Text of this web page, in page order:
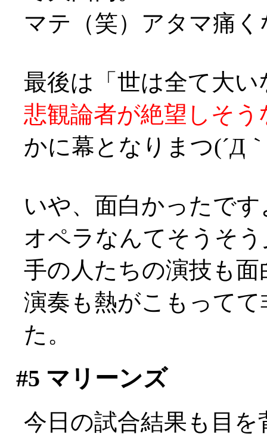
マテ（笑）アタマ痛
最後は「世は全て大
悲観論者が絶望しそう
かに幕となりまつ(´Д
いや、面白かったです
オペラなんてそうそ
手の人たちの演技も
演奏も熱がこもって
た。
#5 マリーンズ
今日の試合結果も目